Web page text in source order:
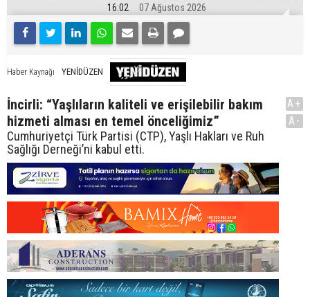
16:02 07 Ağustos 2026
Haber Kaynağı YENİDÜZEN
İncirli: “Yaşlıların kaliteli ve erişilebilir bakım
hizmeti alması en temel önceliğimiz”
Cumhuriyetçi Türk Partisi (CTP), Yaşlı Hakları ve Ruh
Sağlığı Derneği’ni kabul etti.
A+
A-